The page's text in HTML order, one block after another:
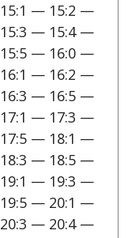
15:1 — 15:2 —
15:3 — 15:4 —
15:5 — 16:0 —
16:1 — 16:2 —
16:3 — 16:5 —
17:1 — 17:3 —
17:5 — 18:1 —
18:3 — 18:5 —
19:1 — 19:3 —
19:5 — 20:1 —
20:3 — 20:4 —